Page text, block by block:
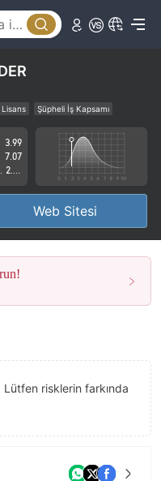
Şüpheli İş Kapsamı
risk
3.99
7.07
Web Sitesi
Lütfen risklerin farkında